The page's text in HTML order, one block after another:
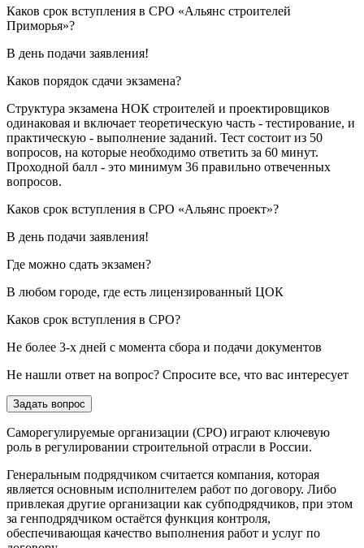
Каков срок вступления в СРО «Альянс строителей
Приморья»?
В день подачи заявления!
Каков порядок сдачи экзамена?
Структура экзамена НОК строителей и проектировщиков
одинаковая и включает теоретическую часть - тестирование, и
практическую - выполнение заданий. Тест состоит из 50
вопросов, на которые необходимо ответить за 60 минут.
Проходной балл - это минимум 36 правильно отвеченных
вопросов.
Каков срок вступления в СРО «Альянс проект»?
В день подачи заявления!
Где можно сдать экзамен?
В любом городе, где есть лицензированный ЦОК
Каков срок вступления в СРО?
Не более 3-х дней с момента сбора и подачи документов
Не нашли ответ на вопрос? Спросите все, что вас интересует
Задать вопрос
Саморегулируемые организации (СРО) играют ключевую
роль в регулировании строительной отрасли в России.
Генеральным подрядчиком считается компания, которая
является основным исполнителем работ по договору. Либо
привлекая другие организации как субподрядчиков, при этом
за генподрядчиком остаётся функция контроля,
обеспечивающая качество выполнения работ и услуг по